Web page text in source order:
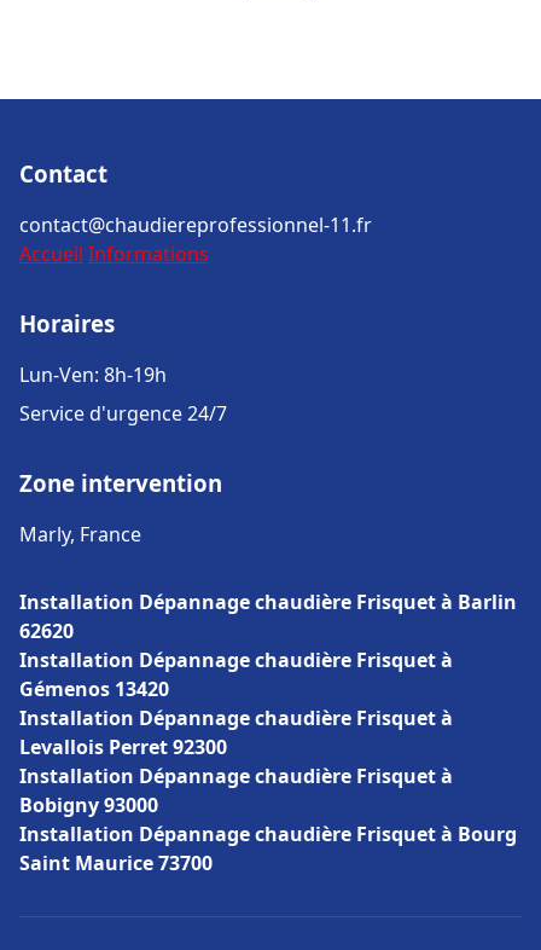
Contact
contact@chaudiereprofessionnel-11.fr
Accueil Informations
Horaires
Lun-Ven: 8h-19h
Service d'urgence 24/7
Zone intervention
Marly, France
Installation Dépannage chaudière Frisquet à Barlin
62620
Installation Dépannage chaudière Frisquet à
Gémenos 13420
Installation Dépannage chaudière Frisquet à
Levallois Perret 92300
Installation Dépannage chaudière Frisquet à
Bobigny 93000
Installation Dépannage chaudière Frisquet à Bourg
Saint Maurice 73700